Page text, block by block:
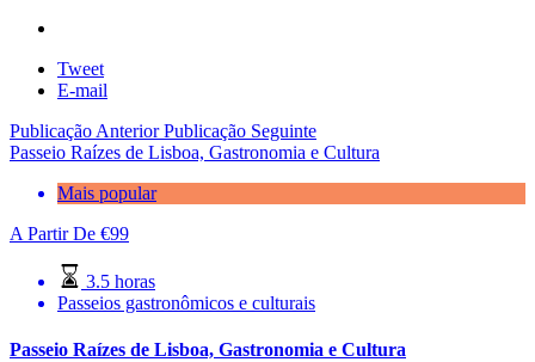
Tweet
E-mail
Publicação AnteriorPublicação Seguinte
Passeio Raízes de Lisboa, Gastronomia e Cultura
Mais popular
A Partir De €99
3.5 horas
Passeios gastronômicos e culturais
Passeio Raízes de Lisboa, Gastronomia e Cultura